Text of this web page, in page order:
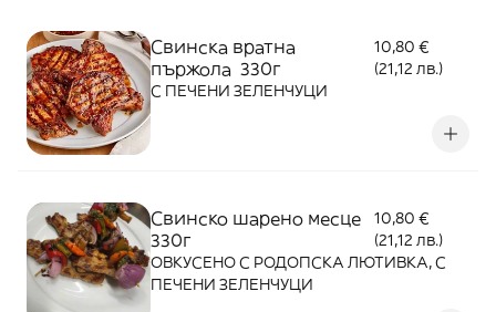
Свинска вратна
пържола 330г
10,80 €
(21,12 лв.)
С ПЕЧЕНИ ЗЕЛЕНЧУЦИ
Свинско шарено месце
330г
10,80 €
(21,12 лв.)
ОВКУСЕНО С РОДОПСКА ЛЮТИВКА, С
ПЕЧЕНИ ЗЕЛЕНЧУЦИ